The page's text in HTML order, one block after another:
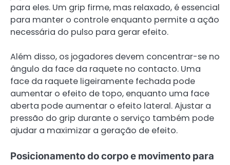
para eles. Um grip firme, mas relaxado, é essencial
para manter o controle enquanto permite a ação
necessária do pulso para gerar efeito.
Além disso, os jogadores devem concentrar-se no
ângulo da face da raquete no contacto. Uma
face da raquete ligeiramente fechada pode
aumentar o efeito de topo, enquanto uma face
aberta pode aumentar o efeito lateral. Ajustar a
pressão do grip durante o serviço também pode
ajudar a maximizar a geração de efeito.
Posicionamento do corpo e movimento para